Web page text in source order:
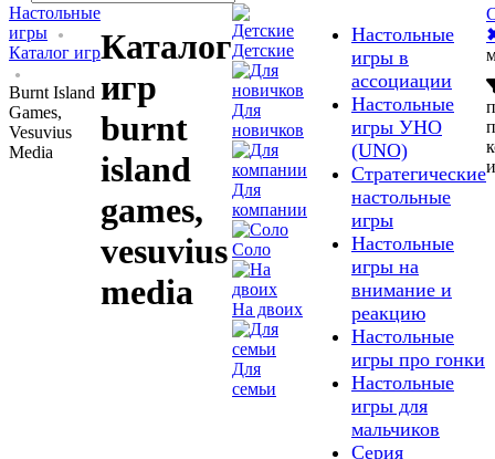
Настольные
игры
Каталог игр
Burnt Island
Games,
Vesuvius
Media
Каталог
игр
burnt
island
games,
vesuvius
media
Детские
Для
новичков
Для
компании
Соло
На двоих
Для
семьи
Настольные
игры в
ассоциации
Настольные
игры УНО
(UNO)
Стратегические
настольные
игры
Настольные
игры на
внимание и
реакцию
Настольные
игры про гонки
Настольные
игры для
мальчиков
Серия